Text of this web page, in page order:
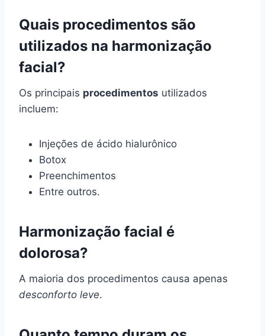
Quais procedimentos são
utilizados na harmonização
facial?
Os principais procedimentos utilizados
incluem:
Injeções de ácido hialurônico
Botox
Preenchimentos
Entre outros.
Harmonização facial é
dolorosa?
A maioria dos procedimentos causa apenas
desconforto leve.